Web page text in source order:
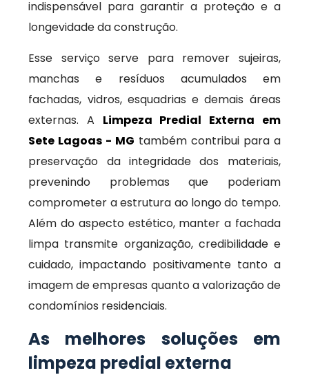
indispensável para garantir a proteção e a
longevidade da construção.
Esse serviço serve para remover sujeiras,
manchas e resíduos acumulados em
fachadas, vidros, esquadrias e demais áreas
externas. A Limpeza Predial Externa em
Sete Lagoas - MG também contribui para a
preservação da integridade dos materiais,
prevenindo problemas que poderiam
comprometer a estrutura ao longo do tempo.
Além do aspecto estético, manter a fachada
limpa transmite organização, credibilidade e
cuidado, impactando positivamente tanto a
imagem de empresas quanto a valorização de
condomínios residenciais.
As melhores soluções em
limpeza predial externa